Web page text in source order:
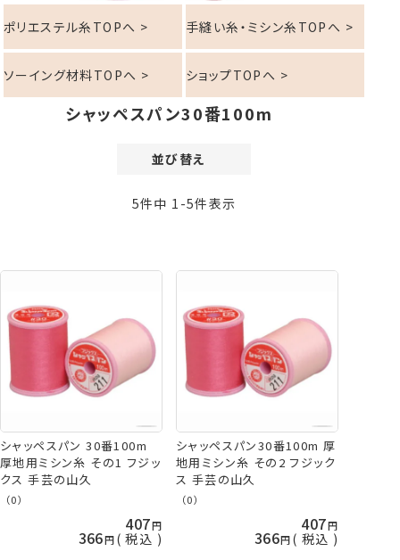
ポリエステル糸TOPへ > 手縫い糸・ミシン糸TOPへ >
ソーイング材料TOPへ > ショップTOPへ >
シャッペスパン30番100m
並び替え
価格が高い順
おすすめ順
5件中 1 -5件表示
シャッペスパン 30番100m
厚地用ミシン糸 その1 フジッ
クス 手芸の山久
（0）
407
366 税込
シャッペスパン30番100m 厚
地用ミシン糸 その2 フジック
ス 手芸の山久
（0）
407
366 税込